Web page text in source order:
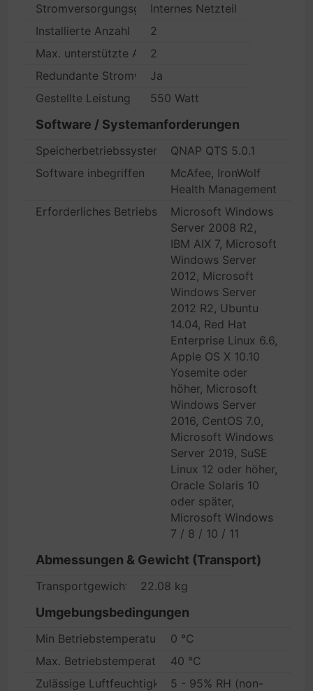
StromversorgungsgerätInternes Netzteil
Installierte Anzahl
2
Max. unterstützte Anzahl
2
Redundante Stromversorgung
Ja
Gestellte Leistung
550 Watt
Software / Systemanforderungen
Speicherbetriebssystem
QNAP QTS 5.0.1
Software inbegriffen
McAfee, IronWolf
Health Management
Erforderliches BetriebssystemMicrosoft Windows
Server 2008 R2,
IBM AIX 7, Microsoft
Windows Server
2012, Microsoft
Windows Server
2012 R2, Ubuntu
14.04, Red Hat
Enterprise Linux 6.6,
Apple OS X 10.10
Yosemite oder
höher, Microsoft
Windows Server
2016, CentOS 7.0,
Microsoft Windows
Server 2019, SuSE
Linux 12 oder höher,
Oracle Solaris 10
oder später,
Microsoft Windows
7 / 8 / 10 / 11
Abmessungen & Gewicht (Transport)
Transportgewicht 22.08 kg
Umgebungsbedingungen
Min Betriebstemperatur
0 °C
Max. Betriebstemperatur
40 °C
Zulässige Luftfeuchtigkeit im Betrieb
5 - 95% RH (non-